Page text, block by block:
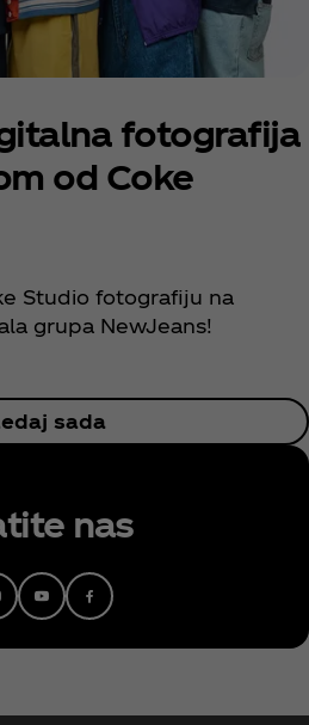
fotografija
od Coke
Studio fotografiju na
grupa NewJeans!
sada
nas